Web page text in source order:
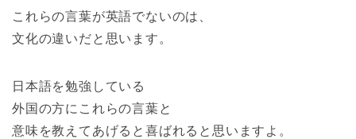
これらの言葉が英語でないのは、
文化の違いだと思います。
日本語を勉強している
外国の方にこれらの言葉と
意味を教えてあげると喜ばれると思いますよ。